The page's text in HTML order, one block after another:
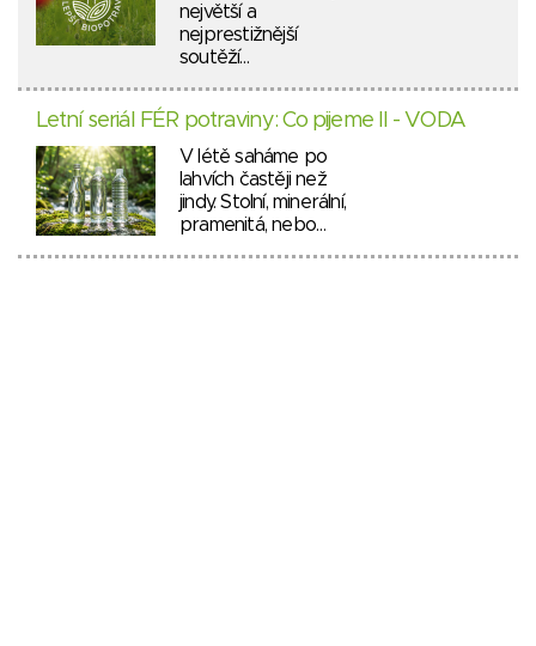
největší a
nejprestižnější
soutěží…
Letní seriál FÉR potraviny: Co pijeme II - VODA
V létě saháme po
lahvích častěji než
jindy. Stolní, minerální,
pramenitá, nebo…